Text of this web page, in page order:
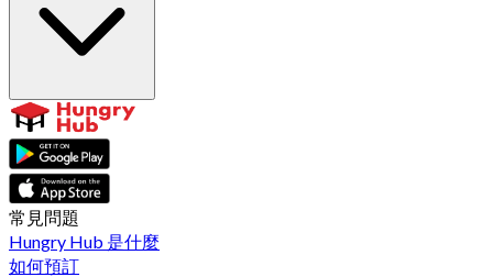
常見問題
Hungry Hub 是什麼
如何預訂